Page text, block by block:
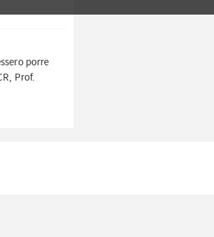
porre
Prof.